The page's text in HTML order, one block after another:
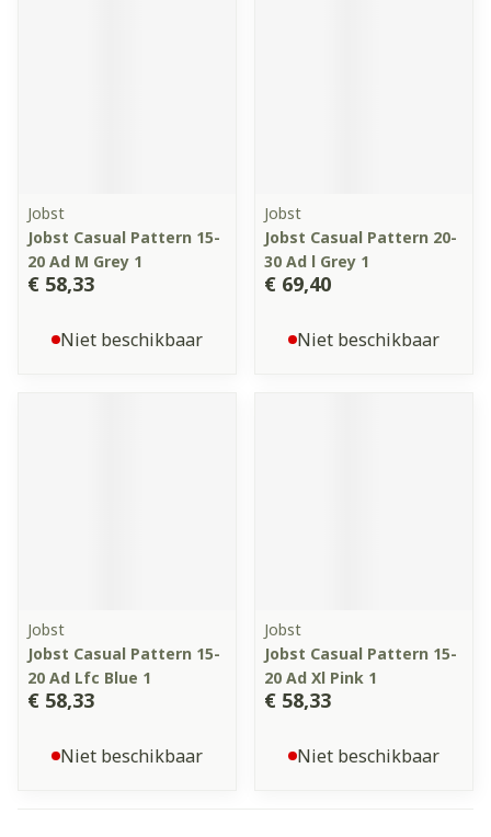
Jobst
Jobst Casual Pattern 15-
20 Ad M Grey 1
€ 58,33
Niet beschikbaar
Jobst
Jobst Casual Pattern 20-
30 Ad l Grey 1
€ 69,40
Niet beschikbaar
Jobst
Jobst Casual Pattern 15-
20 Ad Lfc Blue 1
€ 58,33
Niet beschikbaar
Jobst
Jobst Casual Pattern 15-
20 Ad Xl Pink 1
€ 58,33
Niet beschikbaar